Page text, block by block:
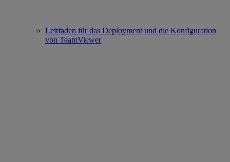
Leitfaden für das Deployment und die Konfiguration
von TeamViewer